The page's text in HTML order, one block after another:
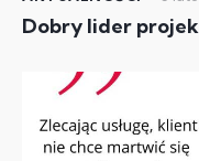
Dobry lider